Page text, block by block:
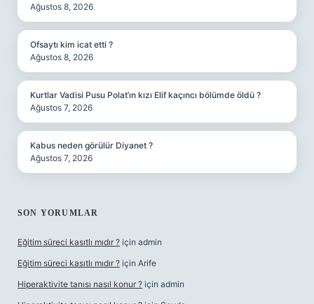
Ağustos 8, 2026
Ofsaytı kim icat etti ?
Ağustos 8, 2026
Kurtlar Vadisi Pusu Polat’ın kızı Elif kaçıncı bölümde öldü ?
Ağustos 7, 2026
Kabus neden görülür Diyanet ?
Ağustos 7, 2026
SON YORUMLAR
Eğitim süreci kasıtlı mıdır ? için admin
Eğitim süreci kasıtlı mıdır ? için Arife
Hiperaktivite tanısı nasıl konur ? için admin